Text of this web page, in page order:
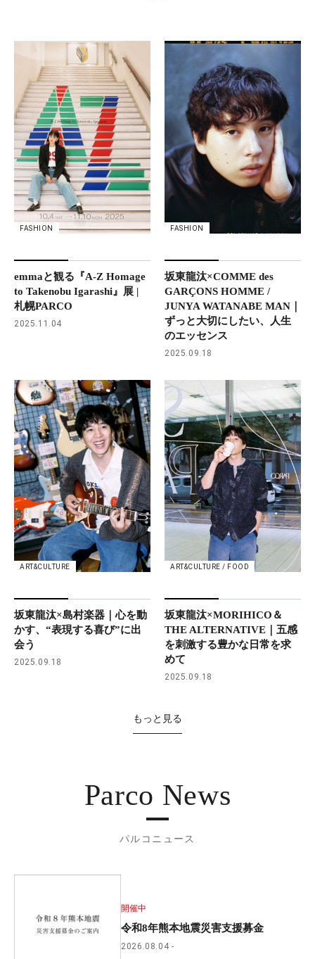
FASHION
emmaと観る『A-Z Homage
to Takenobu Igarashi』展 |
札幌PARCO
2025.11.04
FASHION
坂東龍汰×COMME des
GARÇONS HOMME /
JUNYA WATANABE MAN｜
ずっと大切にしたい、人生
のエッセンス
2025.09.18
ART&CULTURE
坂東龍汰×島村楽器｜心を動
かす、“表現する喜び”に出
会う
2025.09.18
ART&CULTURE / FOOD
坂東龍汰×MORIHICO＆
THE ALTERNATIVE｜五感
を刺激する豊かな日常を求
めて
2025.09.18
もっと見る
Parco News
パルコニュース
開催中
令和8年熊本地震災害支援募金
2026.08.04